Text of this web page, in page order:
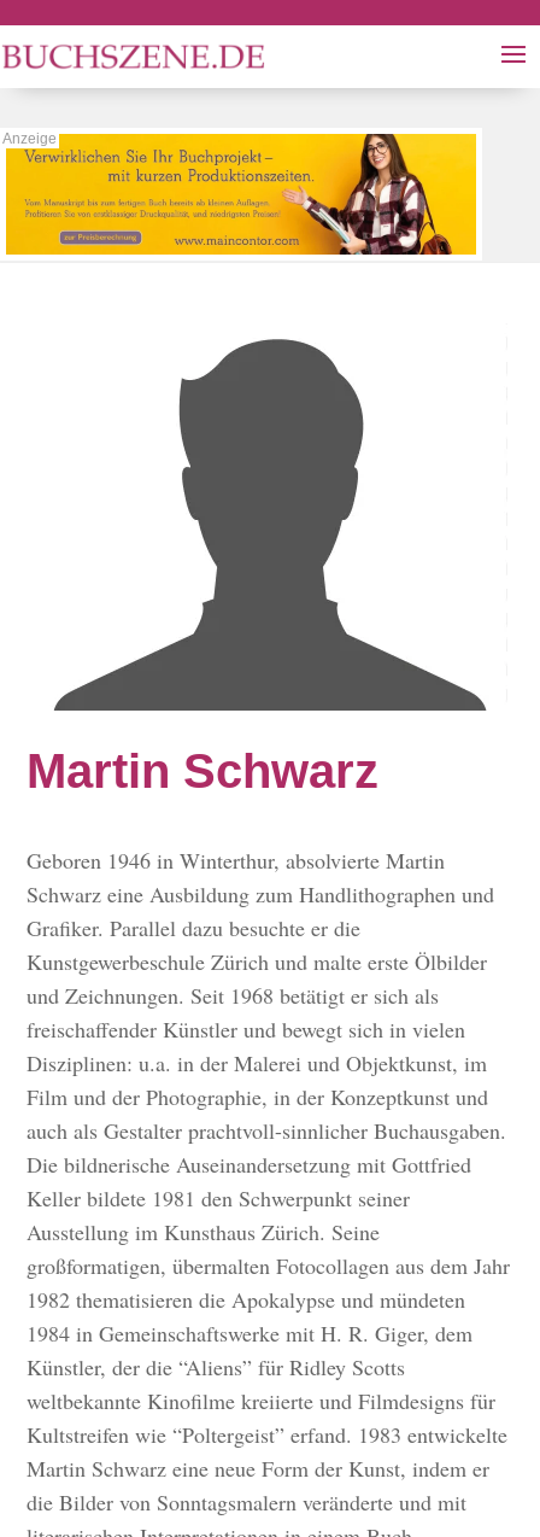
Martin Schwarz
Geboren 1946 in Winterthur, absolvierte Martin
Schwarz eine Ausbildung zum Handlithographen und
Grafiker. Parallel dazu besuchte er die
Kunstgewerbeschule Zürich und malte erste Ölbilder
und Zeichnungen. Seit 1968 betätigt er sich als
freischaffender Künstler und bewegt sich in vielen
Disziplinen: u.a. in der Malerei und Objektkunst, im
Film und der Photographie, in der Konzeptkunst und
auch als Gestalter prachtvoll-sinnlicher Buchausgaben.
Die bildnerische Auseinandersetzung mit Gottfried
Keller bildete 1981 den Schwerpunkt seiner
Ausstellung im Kunsthaus Zürich. Seine
großformatigen, übermalten Fotocollagen aus dem Jahr
1982 thematisieren die Apokalypse und mündeten
1984 in Gemeinschaftswerke mit H. R. Giger, dem
Künstler, der die “Aliens” für Ridley Scotts
weltbekannte Kinofilme kreiierte und Filmdesigns für
Kultstreifen wie “Poltergeist” erfand. 1983 entwickelte
Martin Schwarz eine neue Form der Kunst, indem er
die Bilder von Sonntagsmalern veränderte und mit